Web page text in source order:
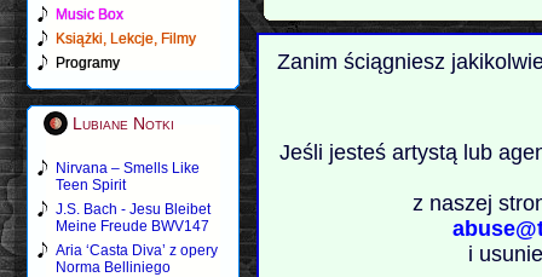
Music Box
Książki, Lekcje, Filmy
Programy
Lubiane Notki
Nirvana – Smells Like
Teen Spirit
J.S. Bach - Jesu Bleibet
Meine Freude BWV147
Aria ‘Casta Diva’ z opery
Norma Belliniego
Zanim ściągniesz
Jeśli jesteś artystą lub
z naszej
i